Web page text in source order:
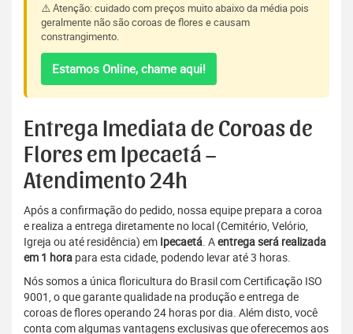
⚠️ Atenção: cuidado com preços muito abaixo da média pois
geralmente não são coroas de flores e causam
constrangimento.
Estamos Online, chame aqui!
Entrega Imediata de Coroas de
Flores em Ipecaetá –
Atendimento 24h
Após a confirmação do pedido, nossa equipe prepara a coroa
e realiza a entrega diretamente no local (Cemitério, Velório,
Igreja ou até residência) em Ipecaetá. Aentrega será realizada
em 1 hora para esta cidade, podendo levar até 3 horas.
Nós somos a única floricultura do Brasil com Certificação ISO
9001, o que garante qualidade na produção e entrega de
coroas de flores operando 24 horas por dia. Além disto, você
conta com algumas vantagens exclusivas que oferecemos aos